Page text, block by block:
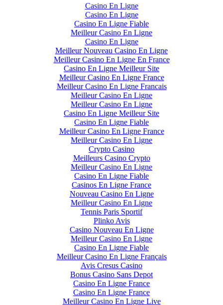
Casino En Ligne
Casino En Ligne
Casino En Ligne Fiable
Meilleur Casino En Ligne
Casino En Ligne
Meilleur Nouveau Casino En Ligne
Meilleur Casino En Ligne En France
Casino En Ligne Meilleur Site
Meilleur Casino En Ligne France
Meilleur Casino En Ligne Francais
Meilleur Casino En Ligne
Meilleur Casino En Ligne
Casino En Ligne Meilleur Site
Casino En Ligne Fiable
Meilleur Casino En Ligne France
Meilleur Casino En Ligne
Crypto Casino
Meilleurs Casino Crypto
Meilleur Casino En Ligne
Casino En Ligne Fiable
Casinos En Ligne France
Nouveau Casino En Ligne
Meilleur Casino En Ligne
Tennis Paris Sportif
Plinko Avis
Casino Nouveau En Ligne
Meilleur Casino En Ligne
Casino En Ligne Fiable
Meilleur Casino En Ligne Français
Avis Cresus Casino
Bonus Casino Sans Depot
Casino En Ligne France
Casino En Ligne France
Meilleur Casino En Ligne Live